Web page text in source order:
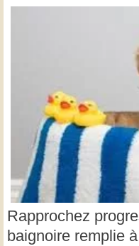
Rapprochez
baignoire remplie